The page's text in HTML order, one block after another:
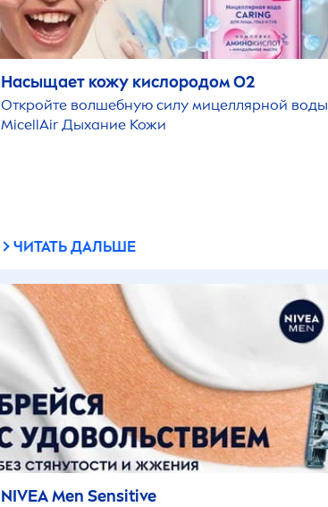
Насыщает кожу кислородом O2
Откройте волшебную силу мицеллярной воды
MicellAir Дыхание Кожи
ЧИТАТЬ ДАЛЬШЕ
NIVEAMen Sensitive